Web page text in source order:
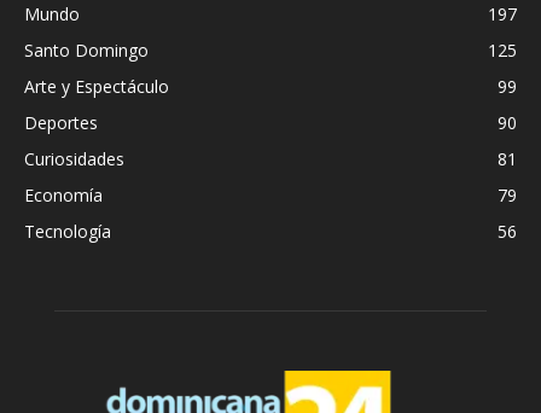
Mundo
197
Santo Domingo
125
Arte y Espectáculo
99
Deportes
90
Curiosidades
81
Economía
79
Tecnología
56